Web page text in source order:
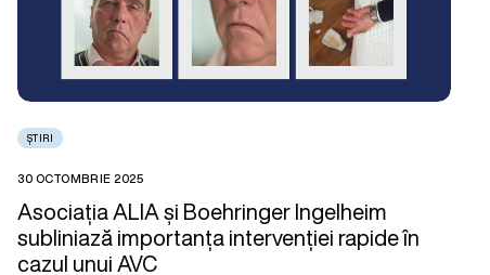
ȘTIRI
30 OCTOMBRIE 2025
Asociația ALIA și Boehringer Ingelheim
subliniază importanța intervenției rapide în
cazul unui AVC